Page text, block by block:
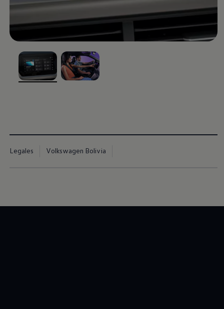
, 1 de 2
Legales Volkswagen Bolivia